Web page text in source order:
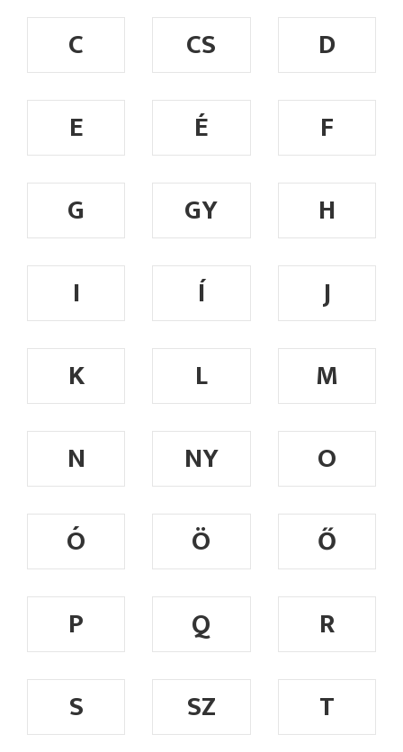
C
CS
D
E
É
F
G
GY
H
I
Í
J
K
L
M
N
NY
O
Ó
Ö
Ő
P
Q
R
S
SZ T